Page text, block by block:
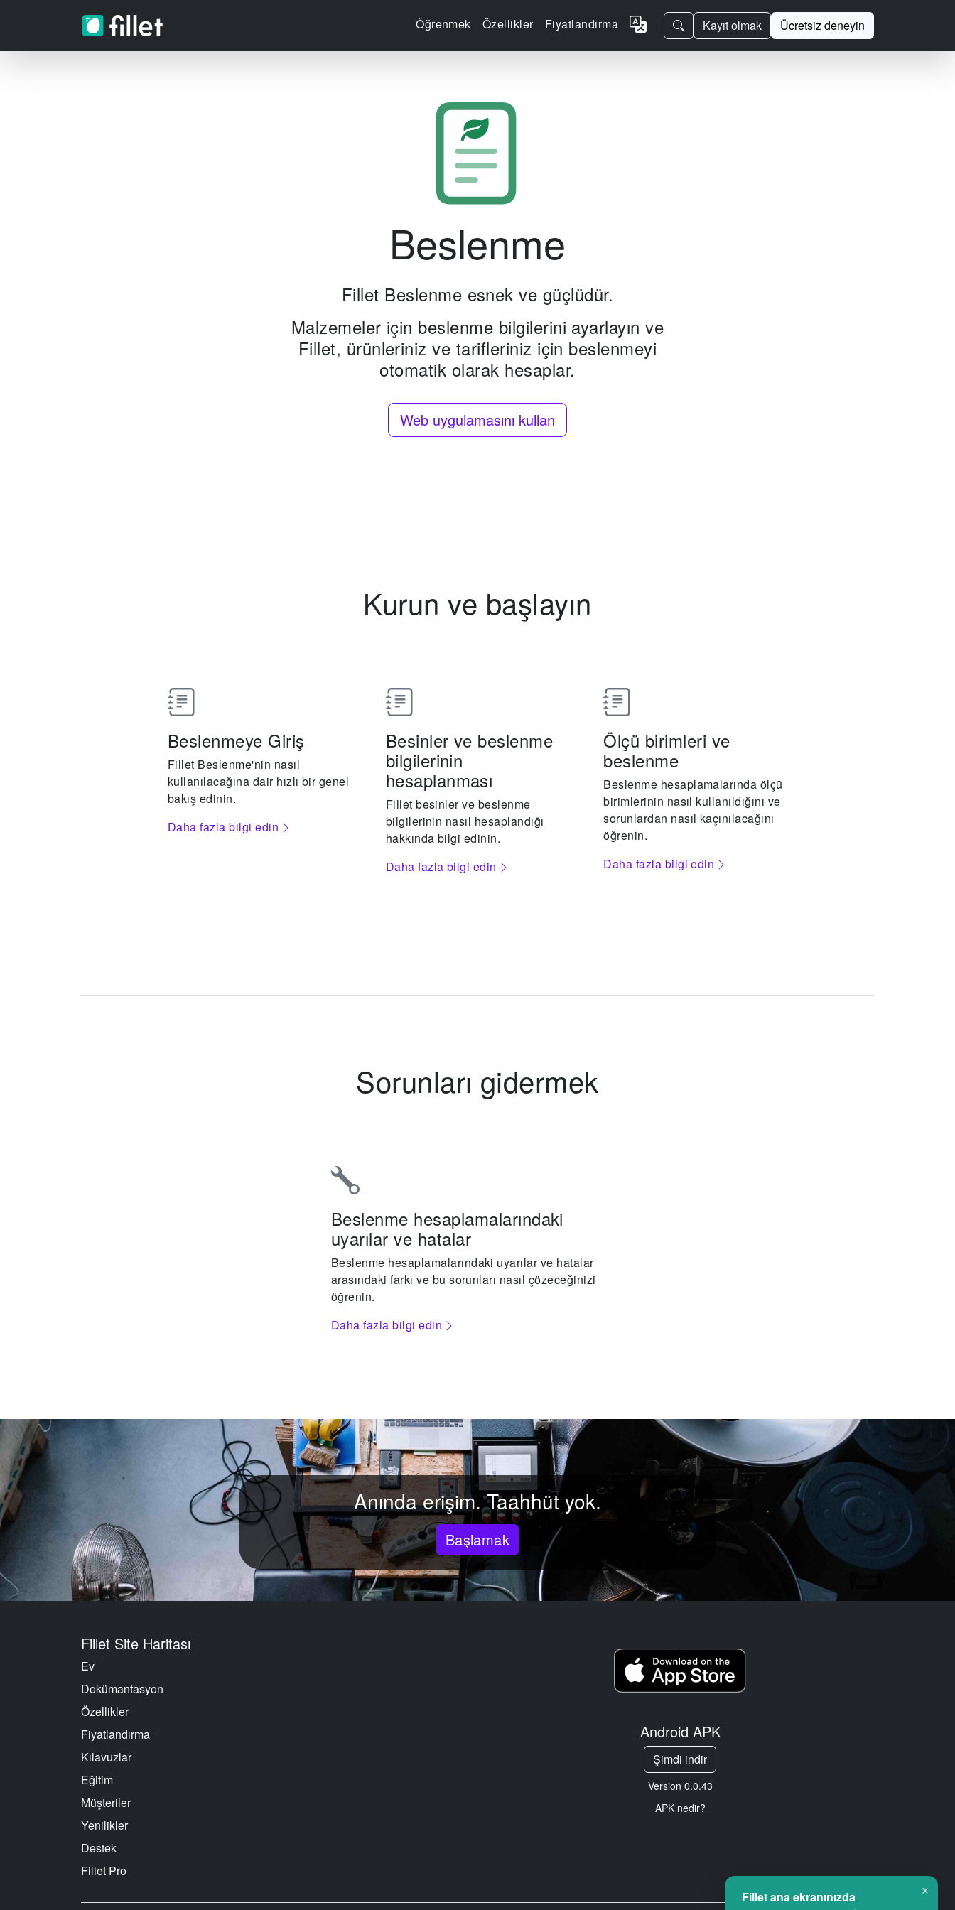
Öğrenmek Özellikler Fiyatlandırma Kayıt olmak Ücretsiz deneyin
Beslenme
Fillet Beslenme esnek ve güçlüdür.
Malzemeler için beslenme bilgilerini ayarlayın ve
Fillet, ürünleriniz ve tarifleriniz için beslenmeyi
otomatik olarak hesaplar.
Web uygulamasını kullan
Kurun ve başlayın
Beslenmeye Giriş
Fillet Beslenme'nin nasıl
kullanılacağına dair hızlı bir genel
bakış edinin.
Daha fazla bilgi edin
Besinler ve beslenme
bilgilerinin
hesaplanması
Fillet besinler ve beslenme
bilgilerinin nasıl hesaplandığı
hakkında bilgi edinin.
Daha fazla bilgi edin
Ölçü birimleri ve
beslenme
Beslenme hesaplamalarında ölçü
birimlerinin nasıl kullanıldığını ve
sorunlardan nasıl kaçınılacağını
öğrenin.
Daha fazla bilgi edin
Sorunları gidermek
Beslenme hesaplamalarındaki
uyarılar ve hatalar
Beslenme hesaplamalarındaki uyarılar ve hatalar
arasındaki farkı ve bu sorunları nasıl çözeceğinizi
öğrenin.
Daha fazla bilgi edin
Anında erişim. Taahhüt yok.
Başlamak
Fillet Site Haritası
Ev
Dokümantasyon
Özellikler
Fiyatlandırma
Kılavuzlar
Eğitim
Müşteriler
Yenilikler
Destek
Fillet Pro
Android APK
Şimdi indir
Version 0.0.43
APK nedir?
×
Fillet ana ekranınızda